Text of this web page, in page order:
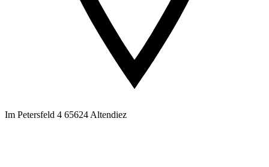
Im Petersfeld 4 65624 Altendiez